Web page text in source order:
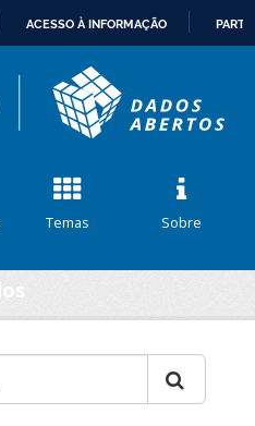
CONTEÚDO
ACESSO À INFORMAÇÃO
Temas Sobre